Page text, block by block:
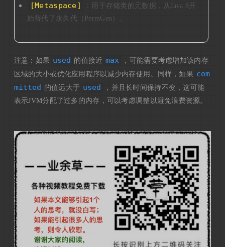
[Metaspace]
：用于存储类的元数据，从Java 8开
始替代了永久代（PermGen）。
注意：如果 used 的值接近 max
，可能需要考虑增加该内存
区域的大小或优化应用程序以减少内存使用。同样，如果 com
mitted 的值远大于 used
，并且长时间保持不变，这可能
表示JVM分配了过多的内存，可以考虑调整以避免浪费资源。